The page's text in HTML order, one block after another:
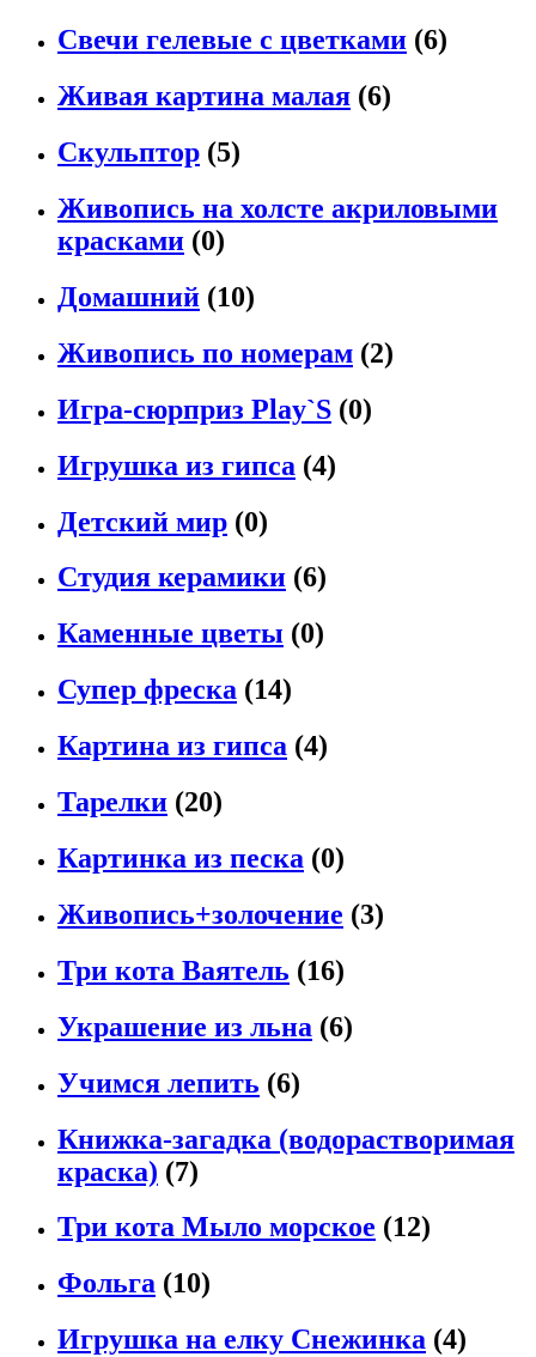
Свечи гелевые с цветками (6)
Живая картина малая (6)
Скульптор (5)
Живопись на холсте акриловыми
красками (0)
Домашний (10)
Живопись по номерам (2)
Игра-сюрприз Рlay`S (0)
Игрушка из гипса (4)
Детский мир (0)
Студия керамики (6)
Каменные цветы (0)
Супер фреска (14)
Картина из гипса (4)
Тарелки (20)
Картинка из песка (0)
Живопись+золочение (3)
Три кота Ваятель (16)
Украшение из льна (6)
Учимся лепить (6)
Книжка-загадка (водорастворимая
краска) (7)
Три кота Мыло морское (12)
Фольга (10)
Игрушка на елку Снежинка (4)